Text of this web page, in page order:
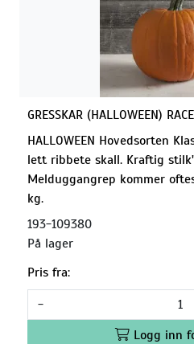
GRESSKAR (HALLOWEEN)
HALLOWEEN Hovedsorten
lett ribbete skall. Kraftig
Melduggangrep kommer
kg.
193-109380
På lager
Pris fra:
-
Logg inn